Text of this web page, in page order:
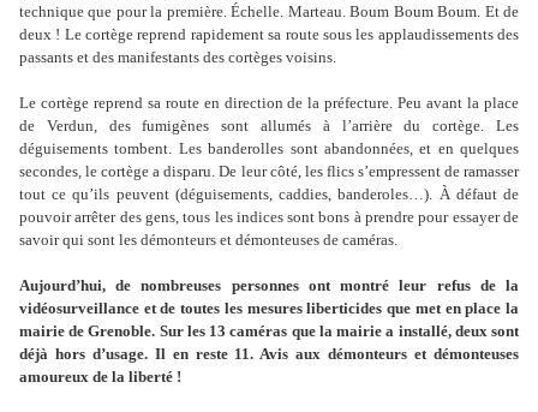
technique que pour la première. Échelle. Marteau. Boum Boum Boum. Et de
deux ! Le cortège reprend rapidement sa route sous les applaudissements des
passants et des manifestants des cortèges voisins.
Le cortège reprend sa route en direction de la préfecture. Peu avant la place
de Verdun, des fumigènes sont allumés à l’arrière du cortège. Les
déguisements tombent. Les banderolles sont abandonnées, et en quelques
secondes, le cortège a disparu. De leur côté, les flics s’empressent de ramasser
tout ce qu’ils peuvent (déguisements, caddies, banderoles…). À défaut de
pouvoir arrêter des gens, tous les indices sont bons à prendre pour essayer de
savoir qui sont les démonteurs et démonteuses de caméras.
Aujourd’hui, de nombreuses personnes ont montré leur refus de la
vidéosurveillance et de toutes les mesures liberticides que met en place la
mairie de Grenoble. Sur les 13 caméras que la mairie a installé, deux sont
déjà hors d’usage. Il en reste 11. Avis aux démonteurs et démonteuses
amoureux de la liberté !